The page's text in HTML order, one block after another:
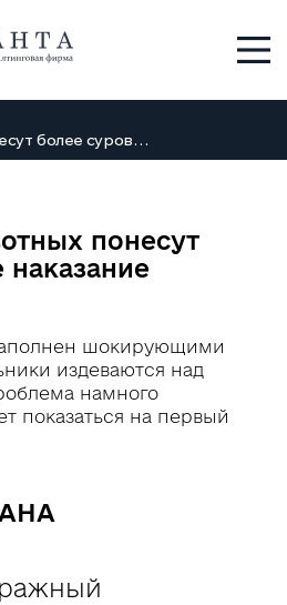
RUEN
Мучители животных понесут более суровое наказание
понесут
наказание
шокирующими
издеваются над
намного
показаться на первый